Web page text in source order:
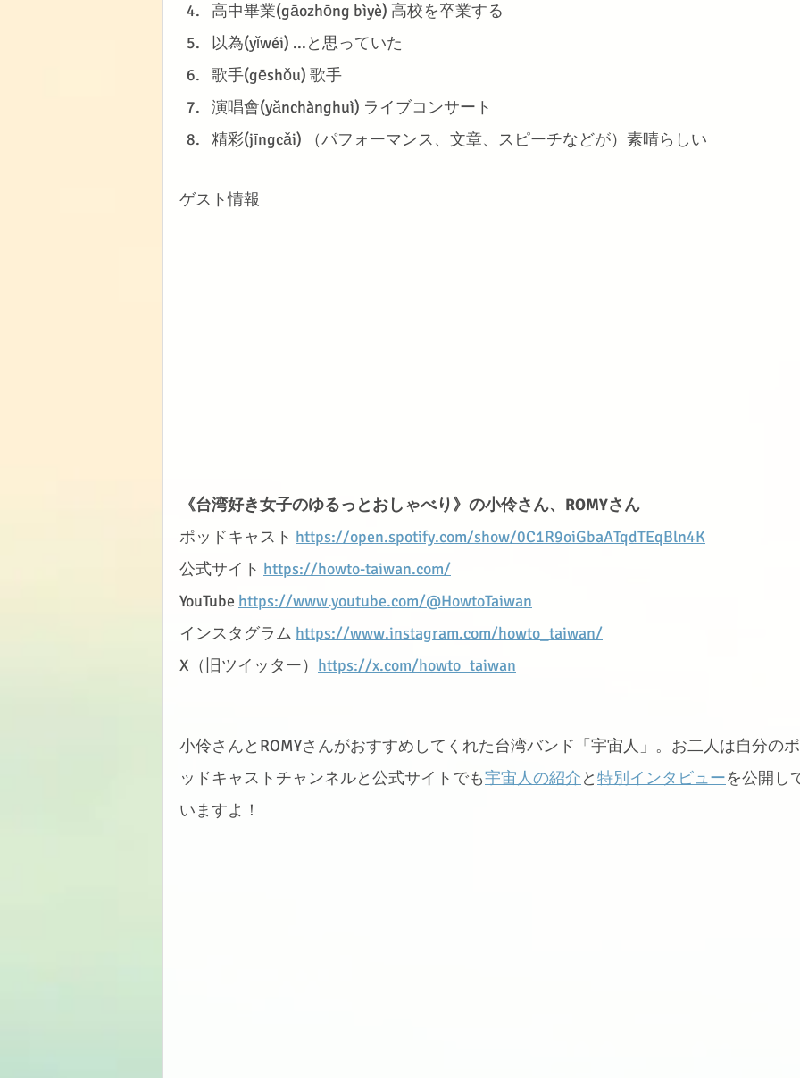
高中畢業(gāozhōng bìyè) 高校を卒業する
以為(yǐwéi) ...と思っていた
歌手(gēshǒu) 歌手
演唱會(yǎnchànghuì) ライブコンサート
精彩(jīngcǎi) （パフォーマンス、文章、スピーチなどが）素晴らしい
ゲスト情報
《台湾好き女子のゆるっとおしゃべり》の小伶さん、ROMYさん
ポッドキャスト https://open.spotify.com/show/0C1R9oiGbaATqdTEqBln4K
公式サイト https://howto-taiwan.com/
YouTube https://www.youtube.com/@HowtoTaiwan
インスタグラム https://www.instagram.com/howto_taiwan/
X（旧ツイッター） https://x.com/howto_taiwan
小伶さんとROMYさんがおすすめしてくれた台湾バンド「宇宙人」。お二人は自分のポ
ッドキャストチャンネルと公式サイトでも宇宙人の紹介と特別インタビューを公開し
いますよ！